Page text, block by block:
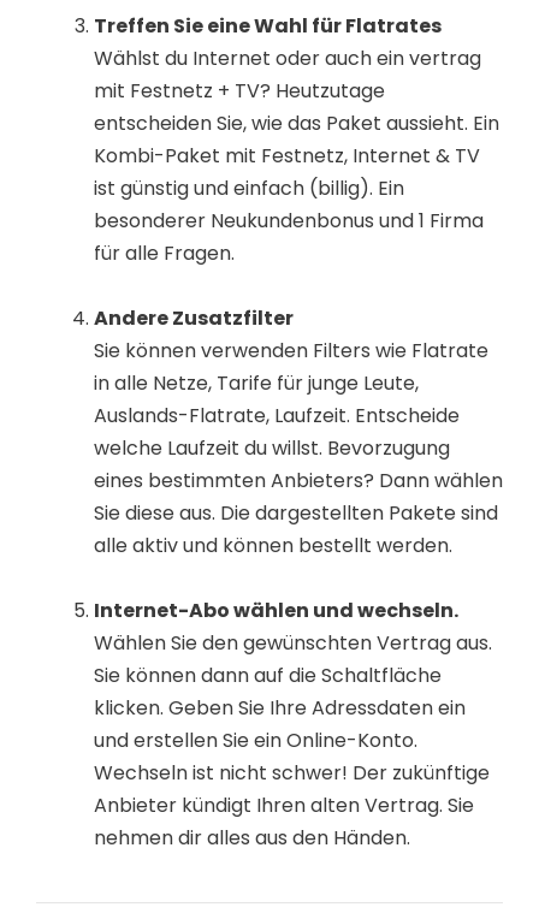
Treffen Sie eine Wahl für Flatrates
Wählst du Internet oder auch ein vertrag
mit Festnetz + TV? Heutzutage
entscheiden Sie, wie das Paket aussieht. Ein
Kombi-Paket mit Festnetz, Internet & TV
ist günstig und einfach (billig). Ein
besonderer Neukundenbonus und 1 Firma
für alle Fragen.
Andere Zusatzfilter
Sie können verwenden Filters wie Flatrate
in alle Netze, Tarife für junge Leute,
Auslands-Flatrate, Laufzeit. Entscheide
welche Laufzeit du willst. Bevorzugung
eines bestimmten Anbieters? Dann wählen
Sie diese aus. Die dargestellten Pakete sind
alle aktiv und können bestellt werden.
Internet-Abo wählen und wechseln.
Wählen Sie den gewünschten Vertrag aus.
Sie können dann auf die Schaltfläche
klicken. Geben Sie Ihre Adressdaten ein
und erstellen Sie ein Online-Konto.
Wechseln ist nicht schwer! Der zukünftige
Anbieter kündigt Ihren alten Vertrag. Sie
nehmen dir alles aus den Händen.